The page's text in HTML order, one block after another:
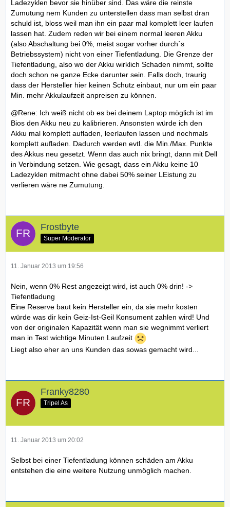
Ladezyklen bevor sie hinüber sind. Das wäre die reinste
Zumutung nem Kunden zu unterstellen dass man selbst dran
schuld ist, bloss weil man ihn ein paar mal komplett leer laufen
lassen hat. Zudem reden wir bei einem normal leeren Akku
(also Abschaltung bei 0%, meist sogar vorher durch´s
Betriebssystem) nicht von einer Tiefentladung. Die Grenze der
Tiefentladung, also wo der Akku wirklich Schaden nimmt, sollte
doch schon ne ganze Ecke darunter sein. Falls doch, traurig
dass der Hersteller hier keinen Schutz einbaut, nur um ein paar
Min. mehr Akkulaufzeit anpreisen zu können.
@Rene: Ich weiß nicht ob es bei deinem Laptop möglich ist im
Bios den Akku neu zu kalibrieren. Ansonsten würde ich den
Akku mal komplett aufladen, leerlaufen lassen und nochmals
komplett aufladen. Dadurch werden evtl. die Min./Max. Punkte
des Akkus neu gesetzt. Wenn das auch nix bringt, dann mit Dell
in Verbindung setzen. Wie gesagt, dass ein Akku keine 10
Ladezyklen mitmacht ohne dabei 50% seiner LEistung zu
verlieren wäre ne Zumutung.
Frostbyte
Super Moderator
11. Januar 2013 um 19:56
Nein, wenn 0% Rest angezeigt wird, ist auch 0% drin! ->
Tiefentladung
Eine Reserve baut kein Hersteller ein, da sie mehr kosten
würde was dir kein Geiz-Ist-Geil Konsument zahlen wird! Und
von der originalen Kapazität wenn man sie wegnimmt verliert
man in Test wichtige Minuten Laufzeit
Liegt also eher an uns Kunden das sowas gemacht wird...
Franky8280
Tripel As
11. Januar 2013 um 20:02
Selbst bei einer Tiefentladung können schäden am Akku
entstehen die eine weitere Nutzung unmöglich machen.